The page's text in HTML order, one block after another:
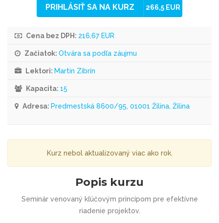
PRIHLÁSIŤ SA NA KURZ 266,5 EUR
Cena bez DPH: 216,67 EUR
Začiatok: Otvára sa podľa záujmu
Lektori: Martin Zibrín
Kapacita: 15
Adresa: Predmestská 8600/95, 01001 Žilina, Žilina
Kurz nebol aktualizovaný viac ako rok.
Popis kurzu
Seminár venovaný kľúčovým princípom pre efektívne
riadenie projektov.